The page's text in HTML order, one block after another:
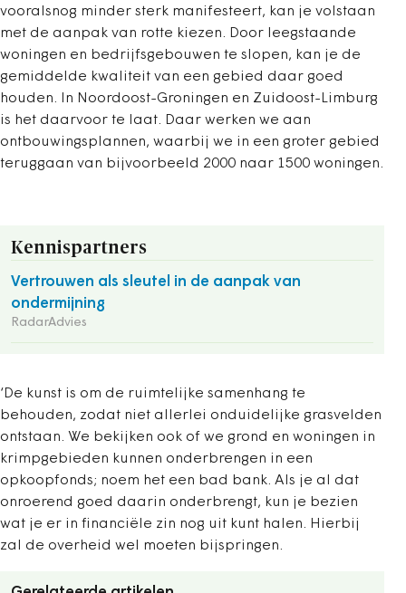
vooralsnog minder sterk manifesteert, kan je volstaan
met de aanpak van rotte kiezen. Door leegstaande
woningen en bedrijfsgebouwen te slopen, kan je de
gemiddelde kwaliteit van een gebied daar goed
houden. In Noordoost-Groningen en Zuidoost-Limburg
is het daarvoor te laat. Daar werken we aan
ontbouwingsplannen, waarbij we in een groter gebied
teruggaan van bijvoorbeeld 2000 naar 1500 woningen.
Kennispartners
Vertrouwen als sleutel in de aanpak van
ondermijning
RadarAdvies
‘De kunst is om de ruimtelijke samenhang te
behouden, zodat niet allerlei onduidelijke grasvelden
ontstaan. We bekijken ook of we grond en woningen in
krimpgebieden kunnen onderbrengen in een
opkoopfonds; noem het een bad bank. Als je al dat
onroerend goed daarin onderbrengt, kun je bezien
wat je er in financiële zin nog uit kunt halen. Hierbij
zal de overheid wel moeten bijspringen.